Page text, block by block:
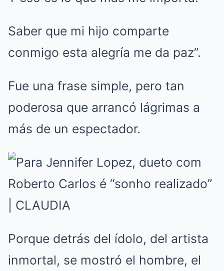
Saber que mi hijo comparte
conmigo esta alegría me da paz”.
Fue una frase simple, pero tan
poderosa que arrancó lágrimas a
más de un espectador.
Porque detrás del ídolo, del artista
inmortal, se mostró el hombre, el